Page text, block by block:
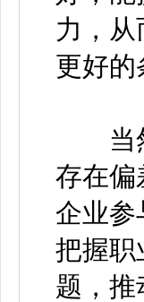
力，从
更好的
当然
存在偏
企业参
把握职
题，推